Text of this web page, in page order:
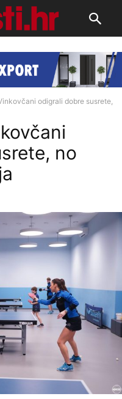
odigrali dobre susrete,
no